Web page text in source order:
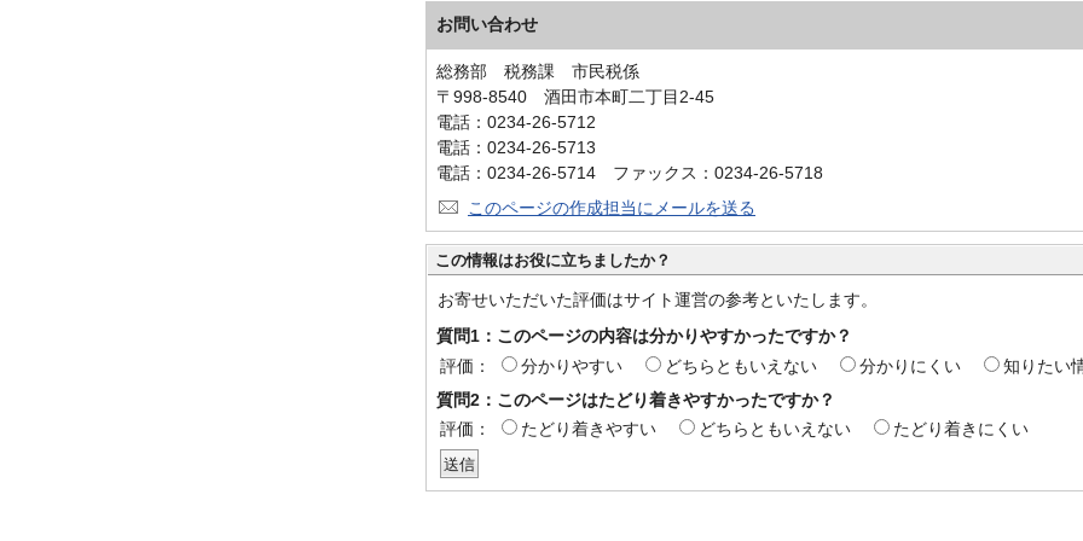
お問い合わせ
総務部 税務課 市民税係
〒998-8540 酒田市本町二丁目2-45
電話：0234-26-5712
電話：0234-26-5713
電話：0234-26-5714 ファックス：0234-26-5718
このページの作成担当にメールを送る
この情報はお役に立ちましたか？
お寄せいただいた評価はサイト運営の参考といたします。
質問1：このページの内容は分かりやすかったですか？
評価：
分かりやすい どちらともいえない 分かりにくい
知りたい
質問2：このページはたどり着きやすかったですか？
評価：
たどり着きやすい どちらともいえない たどり着きにくい